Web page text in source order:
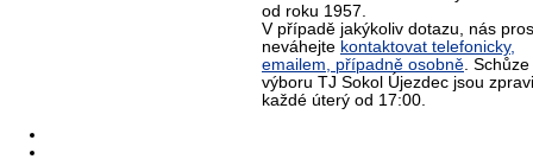
od roku 1957.
V případě jakýkoliv dotazu, nás
neváhejte kontaktovat telefonicky,
emailem, případně osobně. Schůze
výboru TJ Sokol Újezdec jsou
každé úterý od 17:00.